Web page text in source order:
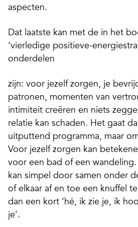
aspecten.
Dat laatste kan met de in het
‘vierledige positieve-
onderdelen
zijn: voor jezelf zorgen, je
patronen, momenten van
intimiteit creëren en niets
relatie kan schaden. Het gaat
uitputtend programma, maar
Voor jezelf zorgen kan
voor een bad of een
kan simpel door samen onder
of elkaar af en toe een knuffel
dan een kort ‘hé, ik zie je, ik
je’.